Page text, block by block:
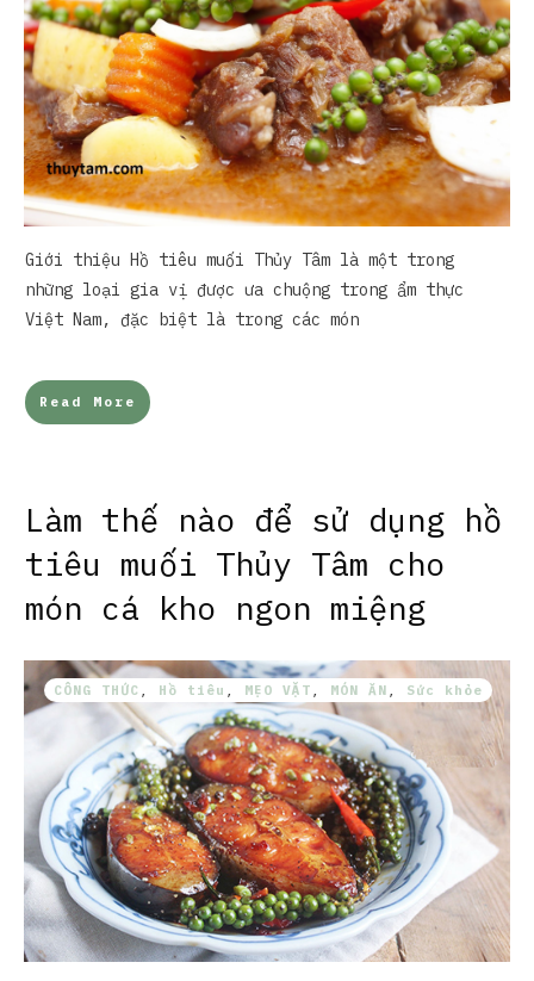
Giới thiệu Hồ tiêu muối Thủy Tâm là một trong
những loại gia vị được ưa chuộng trong ẩm thực
Việt Nam, đặc biệt là trong các món
Read More
Làm thế nào để sử dụng hồ
tiêu muối Thủy Tâm cho
món cá kho ngon miệng
CÔNG THỨC Hồ tiêu MẸO VẶT MÓN ĂN Sức khỏe